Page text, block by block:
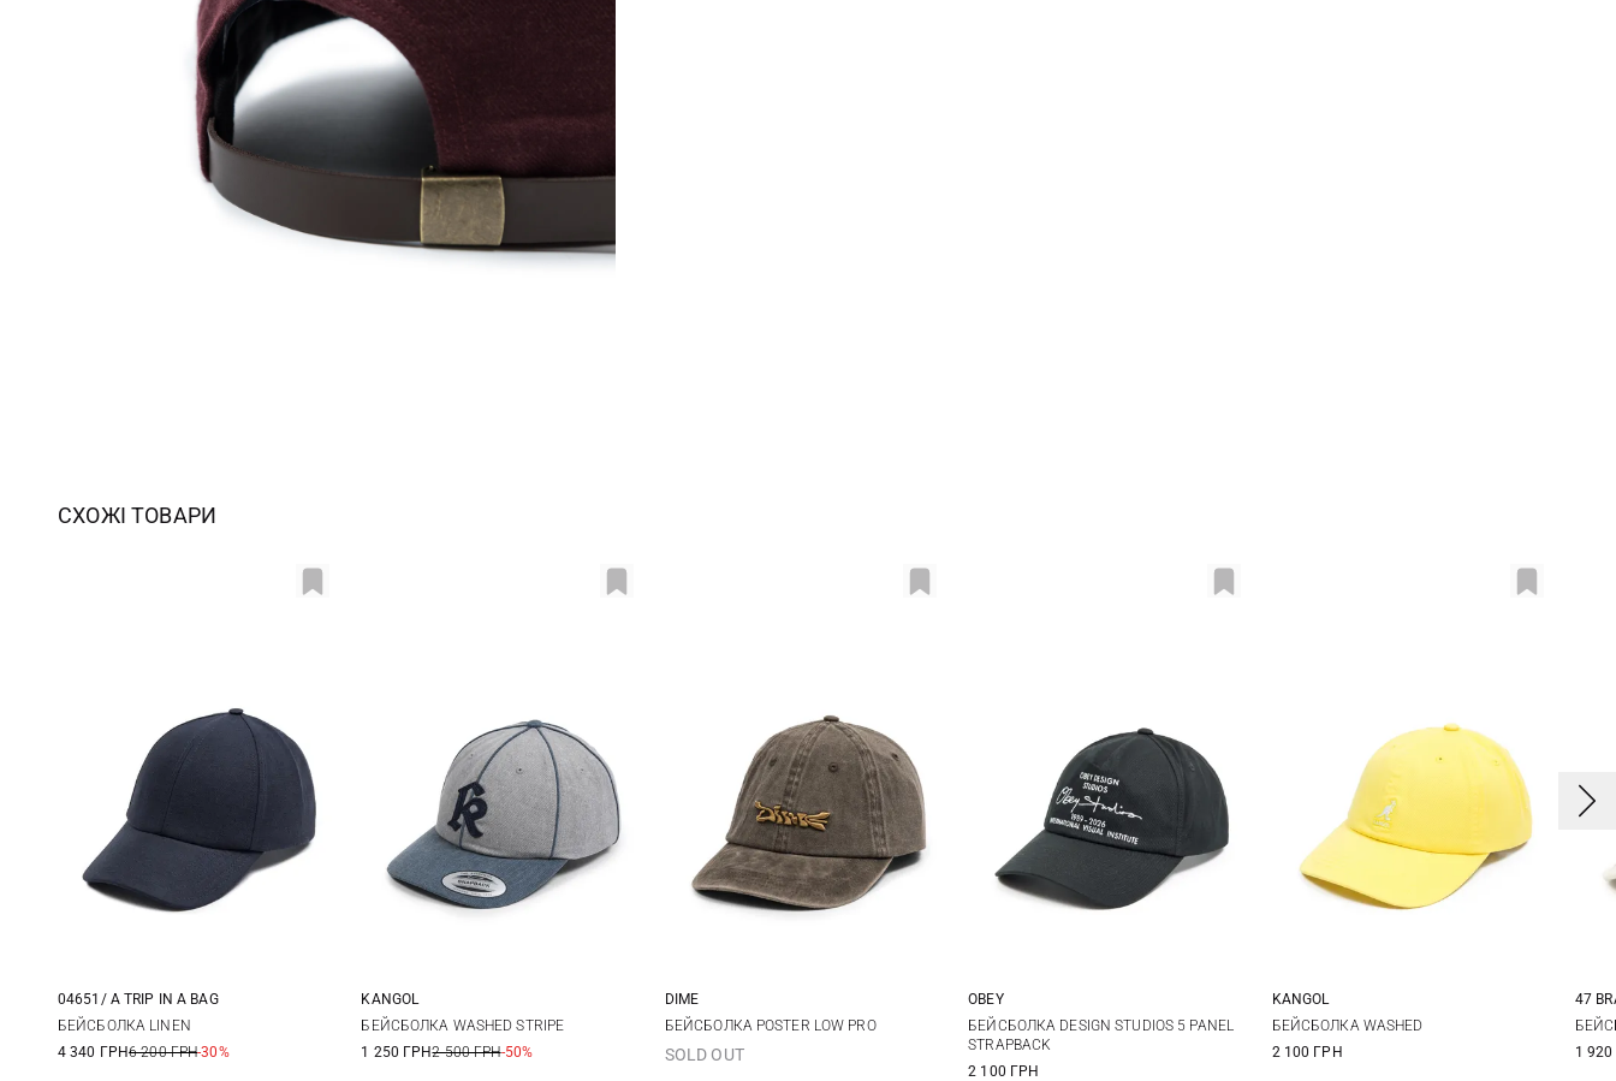
СХОЖІ ТОВАРИ
One size
04651/ A TRIP IN A BAG
БЕЙСБОЛКА LINEN
4 340 ГРН6 200 ГРН-30%
One size
KANGOL
БЕЙСБОЛКА WASHED STRIPE
1 250 ГРН2 500 ГРН-50%
One size
DIME
БЕЙСБОЛКА POSTER LOW PRO
SOLD OUT
One size
OBEY
БЕЙСБОЛКА DESIGN STUDIOS 5 PANEL
STRAPBACK
2 100 ГРН
One size
KANGOL
БЕЙСБОЛКА WASHED
2 100 ГРН
47
1